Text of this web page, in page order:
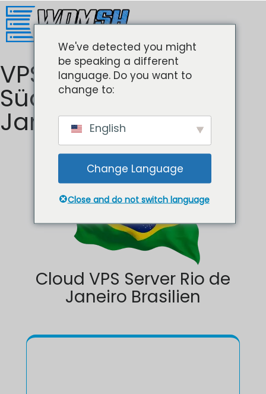
VPS Hosting
Südamerika Rio de
Janeiro Brasilien
Cloud VPS Server Rio de
Janeiro Brasilien
We've detected you might
be speaking a different
language. Do you want to
change to:
English
Change Language
Close and do not switch language